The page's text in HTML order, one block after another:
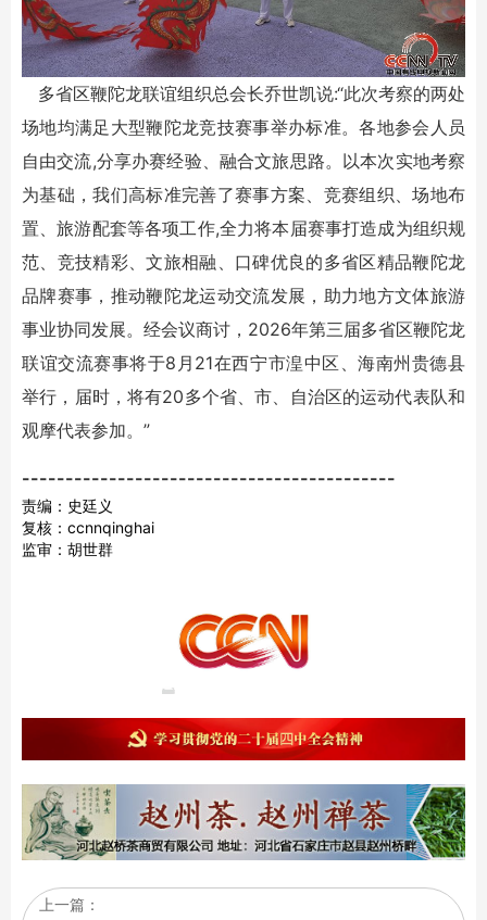
多省区鞭陀龙联谊组织总会长乔世凯说:“此次考察的两处
场地均满足大型鞭陀龙竞技赛事举办标准。各地参会人员
自由交流,分享办赛经验、融合文旅思路。以本次实地考察
为基础，我们高标准完善了赛事方案、竞赛组织、场地布
置、旅游配套等各项工作,全力将本届赛事打造成为组织规
范、竞技精彩、文旅相融、口碑优良的多省区精品鞭陀龙
品牌赛事，推动鞭陀龙运动交流发展，助力地方文体旅游
事业协同发展。经会议商讨，2026年第三届多省区鞭陀龙
联谊交流赛事将于8月21在西宁市湟中区、海南州贵德县
举行，届时，将有20多个省、市、自治区的运动代表队和
观摩代表参加。”
-------------------------------------------
责编：史廷义
复核：ccnnqinghai
监审：胡世群
上一篇：